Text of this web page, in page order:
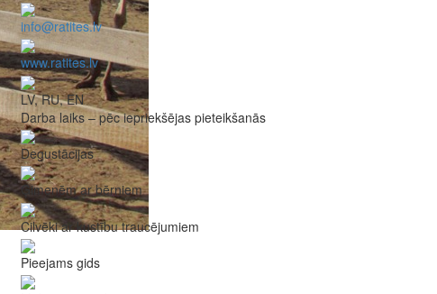
info@ratites.lv
www.ratites.lv
LV, RU, EN
Darba laiks – pēc iepriekšējas pieteikšanās
Degustācijas
Ģimenēm ar bērniem
Cilvēki ar kustību traucējumiem
Pieejams gids